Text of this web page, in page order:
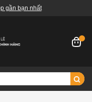
gần bạn nhất